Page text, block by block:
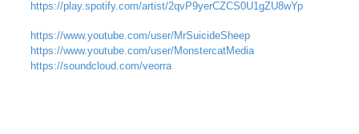
r
https://play.spotify.com/artist/2qvP9yerCZCS0U1gZU8wYp
https://www.youtube.com/user/MrSuicideSheep
https://www.youtube.com/user/MonstercatMedia
https://soundcloud.com/veorra